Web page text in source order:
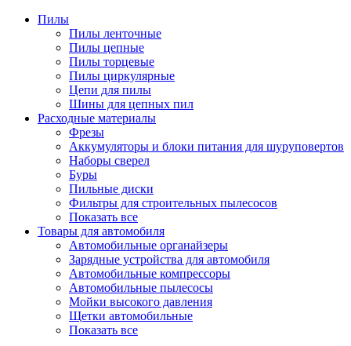
Пилы
Пилы ленточные
Пилы цепные
Пилы торцевые
Пилы циркулярные
Цепи для пилы
Шины для цепных пил
Расходные материалы
Фрезы
Аккумуляторы и блоки питания для шуруповертов
Наборы сверел
Буры
Пильные диски
Фильтры для строительных пылесосов
Показать все
Товары для автомобиля
Автомобильные органайзеры
Зарядные устройства для автомобиля
Автомобильные компрессоры
Автомобильные пылесосы
Мойки высокого давления
Щетки автомобильные
Показать все